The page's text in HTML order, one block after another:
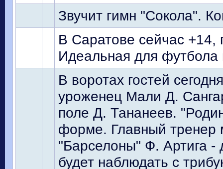
Звучит гимн "Сокола".
В Саратове сейчас
Идеальная для футбола
В воротах гостей
уроженец Мали Д.
поле Д. Тананеев.
форме. Главный тренер
"Барселоны" Ф. Артига -
будет наблюдать с